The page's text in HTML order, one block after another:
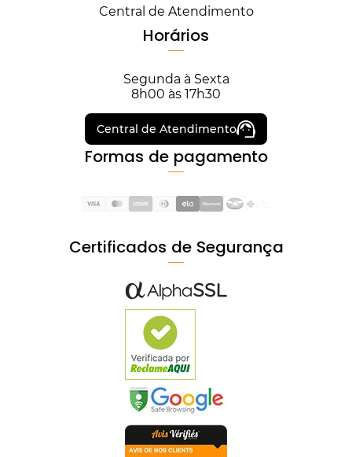
Central de Atendimento
Horários
Segunda à Sexta
8h00 às 17h30
Central de Atendimento
Formas de pagamento
Certificados de Segurança